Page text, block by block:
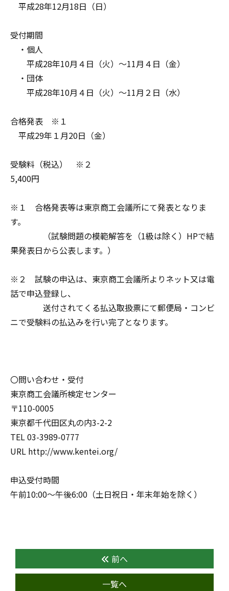
平成28年12月18日（日）
受付期間
・個人
平成28年10月４日（火）～11月４日（金）
・団体
平成28年10月４日（火）～11月２日（水）
合格発表 ※１
平成29年１月20日（金）
受験料（税込） ※２
5,400円
※１ 合格発表等は東京商工会議所にて発表となりま
す。
（試験問題の模範解答を（1級は除く）HPで結
果発表日から公表します。）
※２ 試験の申込は、東京商工会議所よりネット又は電
話で申込登録し、
送付されてくる払込取扱票にて郵便局・コンビ
ニで受験料の払込みを行い完了となります。
〇問い合わせ・受付
東京商工会議所検定センター
〒110-0005
東京都千代田区丸の内3-2-2
TEL 03-3989-0777
URL http://www.kentei.org/
申込受付時間
午前10:00～午後6:00（土日祝日・年末年始を除く）
前へ
一覧へ